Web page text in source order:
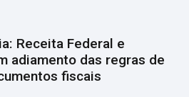
Receita Federal e
adiamento das regras de
fiscais